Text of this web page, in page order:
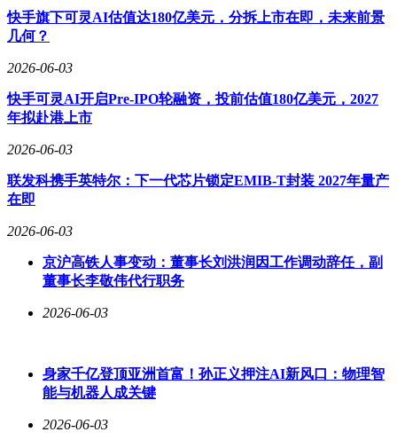
快手旗下可灵AI估值达180亿美元，分拆上市在即，未来前景
几何？
2026-06-03
快手可灵AI开启Pre-IPO轮融资，投前估值180亿美元，2027
年拟赴港上市
2026-06-03
联发科携手英特尔：下一代芯片锁定EMIB-T封装 2027年量产
在即
2026-06-03
京沪高铁人事变动：董事长刘洪润因工作调动辞任，副
董事长李敬伟代行职务
2026-06-03
身家千亿登顶亚洲首富！孙正义押注AI新风口：物理智
能与机器人成关键
2026-06-03